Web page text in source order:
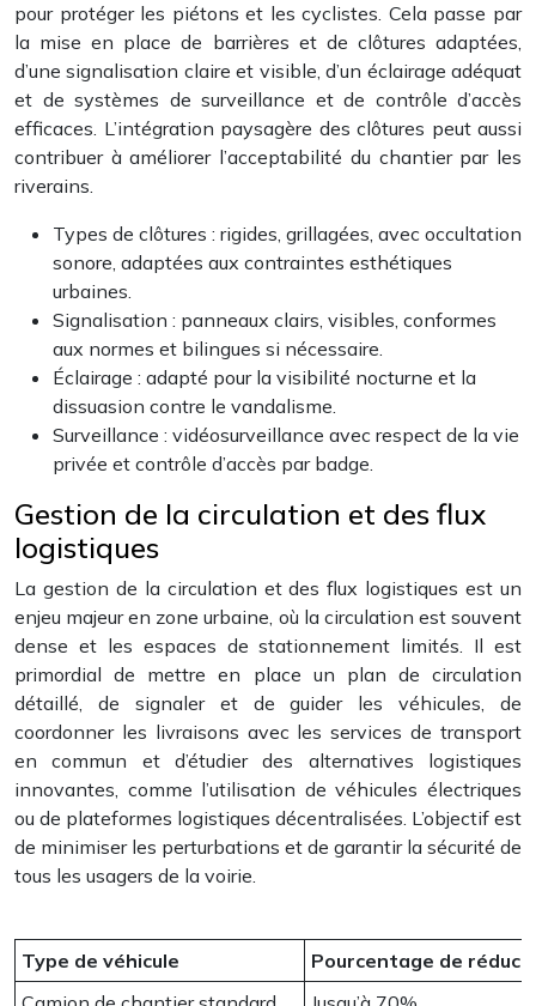
pour protéger les piétons et les cyclistes. Cela passe par
la mise en place de barrières et de clôtures adaptées,
d’une signalisation claire et visible, d’un éclairage adéquat
et de systèmes de surveillance et de contrôle d’accès
efficaces. L’intégration paysagère des clôtures peut aussi
contribuer à améliorer l’acceptabilité du chantier par les
riverains.
Types de clôtures : rigides, grillagées, avec occultation
sonore, adaptées aux contraintes esthétiques
urbaines.
Signalisation : panneaux clairs, visibles, conformes
aux normes et bilingues si nécessaire.
Éclairage : adapté pour la visibilité nocturne et la
dissuasion contre le vandalisme.
Surveillance : vidéosurveillance avec respect de la vie
privée et contrôle d’accès par badge.
Gestion de la circulation et des flux
logistiques
La gestion de la circulation et des flux logistiques est un
enjeu majeur en zone urbaine, où la circulation est souvent
dense et les espaces de stationnement limités. Il est
primordial de mettre en place un plan de circulation
détaillé, de signaler et de guider les véhicules, de
coordonner les livraisons avec les services de transport
en commun et d’étudier des alternatives logistiques
innovantes, comme l’utilisation de véhicules électriques
ou de plateformes logistiques décentralisées. L’objectif est
de minimiser les perturbations et de garantir la sécurité de
tous les usagers de la voirie.
Type de véhicule
Pourcentage de